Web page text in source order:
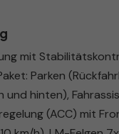
mit
Parken
und hinten),
(ACC) mit